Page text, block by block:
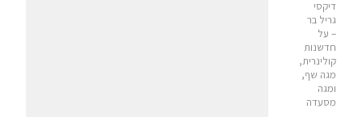
דיקסי
גריל בר
– על
חדשנות
קולינרית,
מגה שף,
ומגה
מסעדה